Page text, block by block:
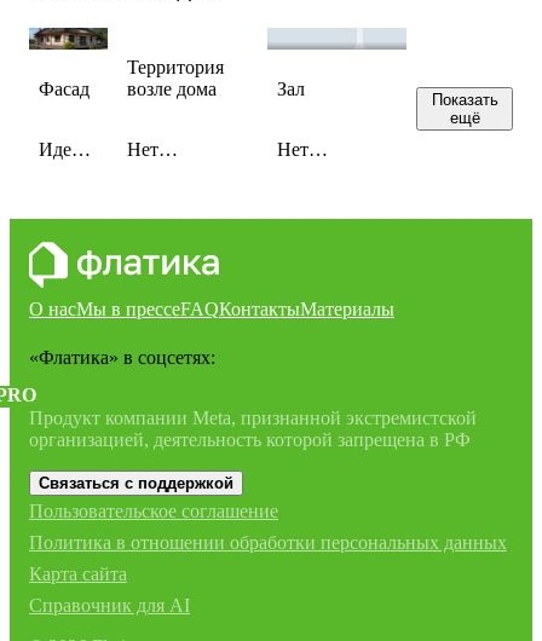
Фасад
Идей:
Территория
возле дома
Нет
Зал
Нет
Показать
ещё
О насМы в прессеFAQКонтактыМатериалы
«Флатика» в соцсетях:
Продукт компании Meta, признанной экстремистской
организацией, деятельность которой запрещена в РФ
Связаться с поддержкой
Пользовательское соглашение
Политика в отношении обработки персональных данных
Карта сайта
Справочник для AI